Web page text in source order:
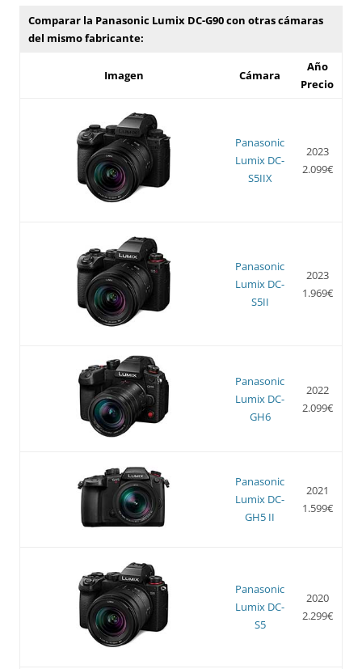
Comparar la Panasonic Lumix DC-G90 con otras cámaras
del mismo fabricante:
Imagen Cámara
Año
Precio
Panasonic
Lumix DC-
S5IIX
2023
2.099€
Panasonic
Lumix DC-
S5II
2023
1.969€
Panasonic
Lumix DC-
GH6
2022
2.099€
Panasonic
Lumix DC-
GH5 II
2021
1.599€
Panasonic
Lumix DC-
S5
2020
2.299€